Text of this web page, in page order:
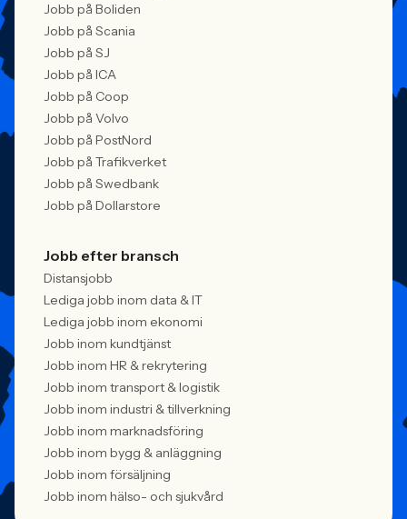
Jobb på Boliden
Jobb på Scania
Jobb på SJ
Jobb på ICA
Jobb på Coop
Jobb på Volvo
Jobb på PostNord
Jobb på Trafikverket
Jobb på Swedbank
Jobb på Dollarstore
Jobb efter bransch
Distansjobb
Lediga jobb inom data & IT
Lediga jobb inom ekonomi
Jobb inom kundtjänst
Jobb inom HR & rekrytering
Jobb inom transport & logistik
Jobb inom industri & tillverkning
Jobb inom marknadsföring
Jobb inom bygg & anläggning
Jobb inom försäljning
Jobb inom hälso- och sjukvård